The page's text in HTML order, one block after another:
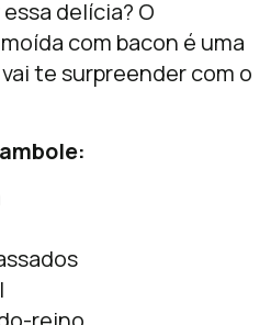
delícia? O
com bacon é uma
te surpreender com o